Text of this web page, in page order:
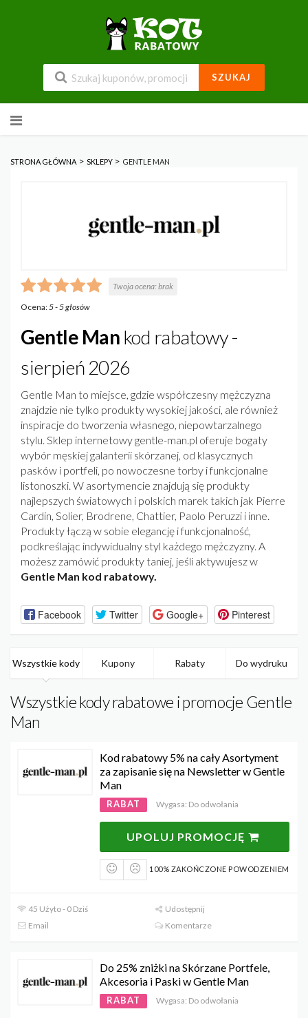
SZUKAJ
do
STRONA GŁÓWNA > SKLEPY > GENTLE MAN
Twoja ocena:brak
Ocena:5-5głosów
Gentle Man kod rabatowy -
sierpień 2026
Gentle Man to miejsce, gdzie współczesny mężczyzna
znajdzie nie tylko produkty wysokiej jakości, ale również
inspiracje do tworzenia własnego, niepowtarzalnego
stylu. Sklep internetowy gentle-man.pl oferuje bogaty
wybór męskiej galanterii skórzanej, od klasycznych
pasków i portfeli, po nowoczesne torby i funkcjonalne
listonoszki. W asortymencie znajdują się produkty
najlepszych światowych i polskich marek takich jak Pierre
Cardin, Solier, Brodrene, Chattier, Paolo Peruzzi i inne.
Produkty łączą w sobie elegancję i funkcjonalność,
podkreślając indywidualny styl każdego mężczyzny. A
możesz zamówić produkty taniej, jeśli aktywujesz w
Gentle Man kod rabatowy.
Facebook Twitter Google+ Pinterest
Wszystkie kody Kupony Rabaty Do wydruku
Wszystkie kody rabatowe i promocje Gentle
Man
Kod rabatowy 5% na cały Asortyment
za zapisanie się na Newsletter w Gentle
Man
RABAT Wygasa: Do odwołania
UPOLUJ PROMOCJĘ
100% ZAKOŃCZONE POWODZENIEM
45 Użyto - 0 Dziś
Udostępnij
Email
Komentarze
Do 25% zniżki na Skórzane Portfele,
Akcesoria i Paski w Gentle Man
RABAT Wygasa: Do odwołania